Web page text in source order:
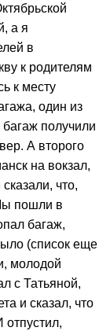
а я
в
к родителям
к месту
один из
получили
А второго
на вокзал,
что,
пошли в
багаж,
(список еще
молодой
с Татьяной,
и сказал, что